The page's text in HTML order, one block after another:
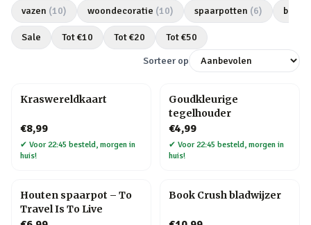
vazen (10) woondecoratie (10) spaarpotten (6)
Sale Tot €10 Tot €20 Tot €50
Sorteer op
Kraswereldkaart
€8,99
✔ Voor 22:45 besteld, morgen in
huis!
Goudkleurige
tegelhouder
€4,99
✔ Voor 22:45 besteld, morgen in
huis!
Houten spaarpot – To
Travel Is To Live
Book Crush bladwijzer